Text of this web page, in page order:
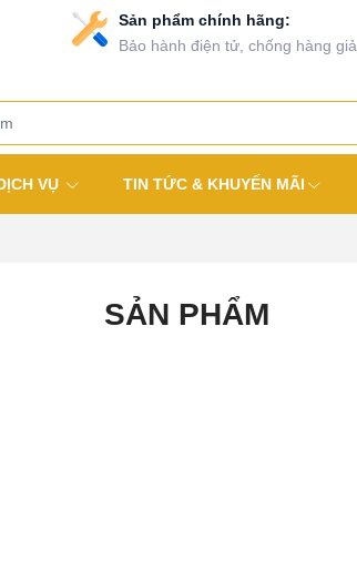
Sản phẩm chính hãng:
Bảo hành điện tử, chống hàng giả
VỤ TIN TỨC & KHUYẾN MÃI
SẢN PHẨM